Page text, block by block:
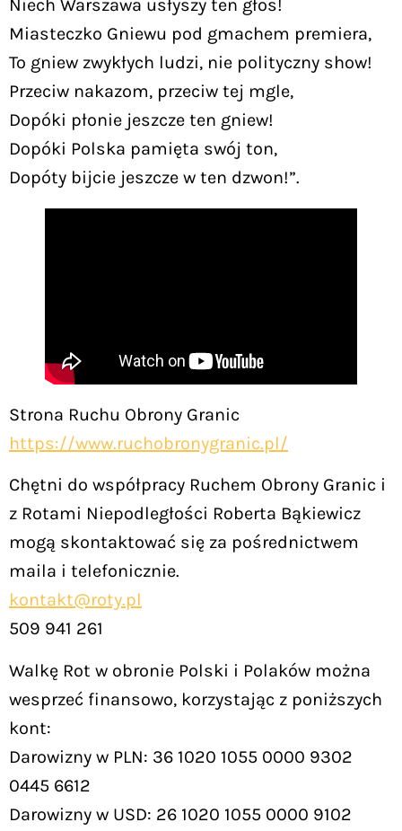
Niech Warszawa usłyszy ten głos!
Miasteczko Gniewu pod gmachem premiera,
To gniew zwykłych ludzi, nie polityczny show!
Przeciw nakazom, przeciw tej mgle,
Dopóki płonie jeszcze ten gniew!
Dopóki Polska pamięta swój ton,
Dopóty bijcie jeszcze w ten dzwon!”.
Strona Ruchu Obrony Granic
https://www.ruchobronygranic.pl/
Chętni do współpracy Ruchem Obrony Granic i
z Rotami Niepodległości Roberta Bąkiewicz
mogą skontaktować się za pośrednictwem
maila i telefonicznie.
kontakt@roty.pl
509 941 261
Walkę Rot w obronie Polski i Polaków można
wesprzeć finansowo, korzystając z poniższych
kont:
Darowizny w PLN: 36 1020 1055 0000 9302
0445 6612
Darowizny w USD: 26 1020 1055 0000 9102